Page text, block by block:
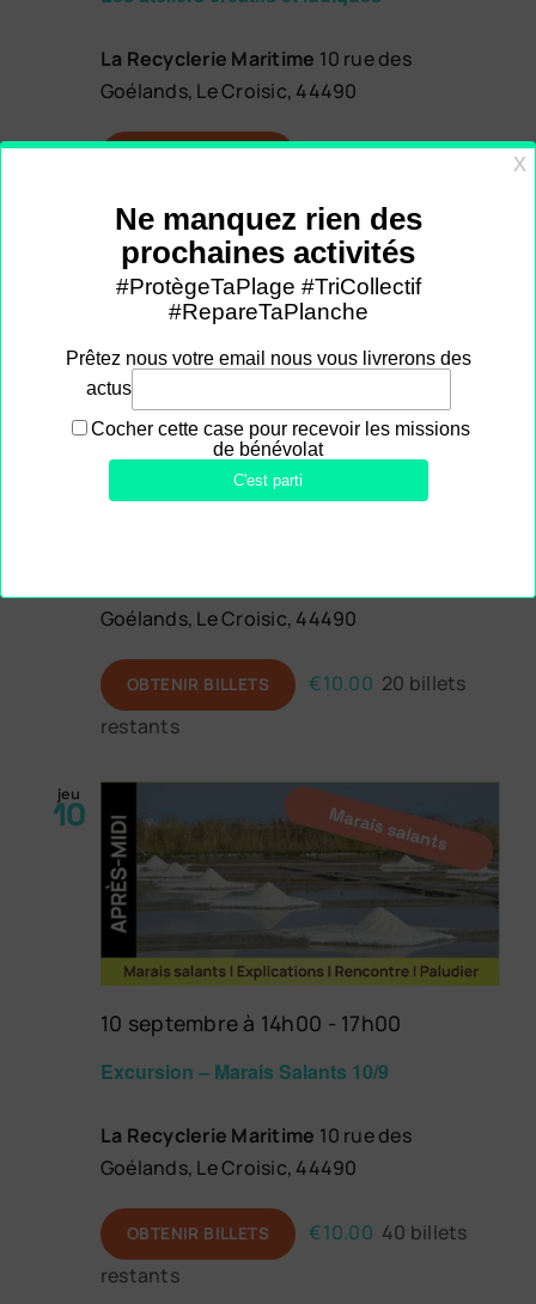
La Recyclerie Maritime 10 rue des
Goélands, Le Croisic, 44490
€2.006 billets
10 septembre à 10h30
Goélands, Le Croisic, 44490
OBTENIR BILLETS €10.00 20 billets
restants
jeu
10
Excursion – Marais Salants 10/9
10 septembre à 14h00 - 17h00
La Recyclerie Maritime 10 rue des
Goélands, Le Croisic, 44490
OBTENIR BILLETS €10.00 40 billets
restants